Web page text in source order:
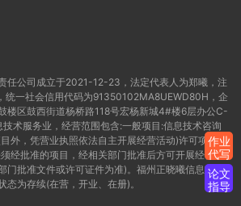
任公司成立于2021-12-23，法定代表人为郑曦，注
统一社会信用代码为91350102MA8UEWD80H，企
楼区鼓西街道杨桥路118号宏杨新城4#楼6层办公C-
术服务业，经营范围包含:一般项目:信息技术咨询
外，凭营业执照依法自主开展经营活动)许可项目:
经批准的项目，经相关部门批准后方可开展经营活
门批准文件或许可证件为准)。福州正晓曦信息技术
为存续(在营，开业、在册)。
作业
代写
论文
指导